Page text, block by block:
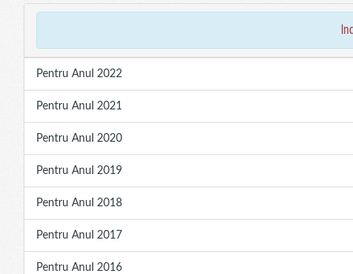
Pentru Anul 2022
Pentru Anul 2021
Pentru Anul 2020
Pentru Anul 2019
Pentru Anul 2018
Pentru Anul 2017
Pentru Anul 2016